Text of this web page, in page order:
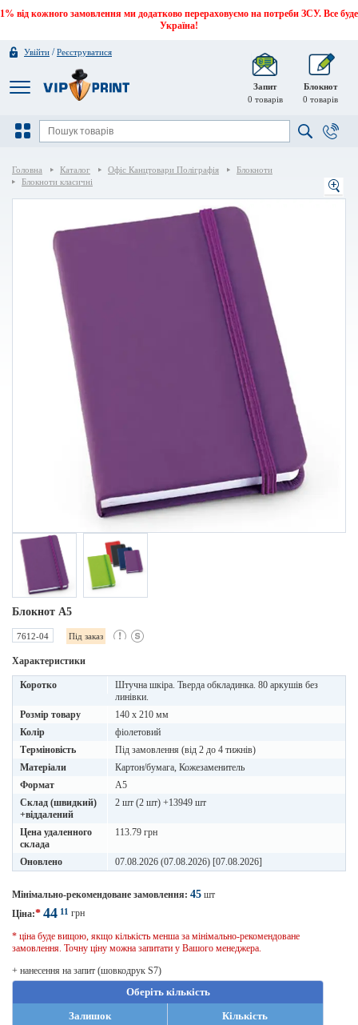
1% від кожного замовлення ми додатково перераховуємо на потреби ЗСУ. Все буде
Україна!
Увійти /Реєструватися
Запит
0 товарів
Блокнот
0 товарів
Головна Каталог Офіс Канцтовари Поліграфія
Блокноти
Блокноти класичні
Блокнот А5
7612-04 Під заказ
Характеристики
Коротко
Штучна шкіра. Тверда обкладинка. 80 аркушів без
линівки.
Розмір товару
140 x 210 мм
Колір
фіолетовий
Терміновість
Під замовлення (від 2 до 4 тижнів)
Матеріали
Картон/бумага, Кожезаменитель
Формат
A5
Склад (швидкий)
+віддалений
2 шт (2 шт) +13949 шт
Цена удаленного
склада
113.79 грн
Оновлено 07.08.2026 (07.08.2026) [07.08.2026]
Мінімально-рекомендоване замовлення: 45 шт
Ціна:* 44 11 грн
* ціна буде вищою, якщо кількість менша за мінімально-рекомендоване
замовлення. Точну ціну можна запитати у Вашого менеджера.
+ нанесення на запит (шовкодрук S7)
Оберіть кількість
Залишок
Кількість